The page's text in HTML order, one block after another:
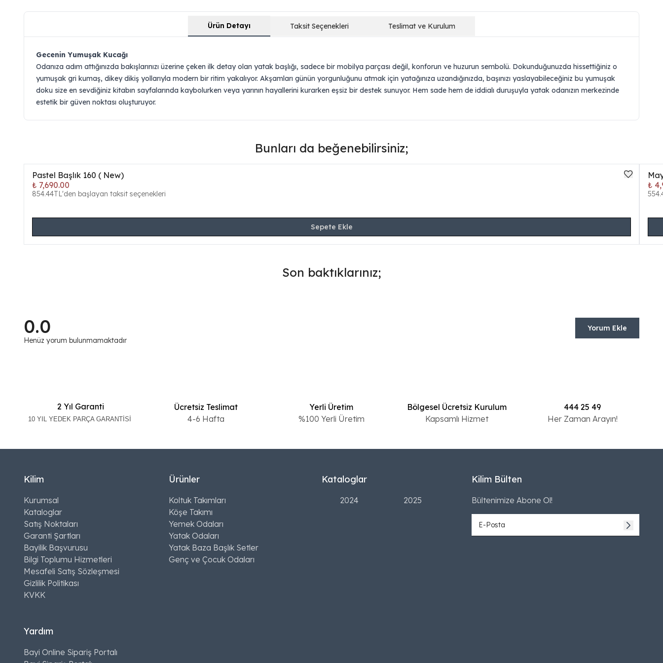
Ürün Detayı Taksit Seçenekleri Teslimat ve Kurulum
Gecenin Yumuşak Kucağı
Odanıza adım attığınızda bakışlarınızı üzerine çeken ilk detay olan yatak başlığı, sadece bir mobilya parçası değil, konforun ve huzurun sembolü. Dokunduğunuzda hissettiğiniz o
yumuşak gri kumaş, dikey dikiş yollarıyla modern bir ritim yakalıyor. Akşamları günün yorgunluğunu atmak için yatağınıza uzandığınızda, başınızı yaslayabileceğiniz bu yumuşak
doku size en sevdiğiniz kitabın sayfalarında kaybolurken veya yarının hayallerini kurarken eşsiz bir destek sunuyor. Hem sade hem de iddialı duruşuyla yatak odanızın merkezinde
estetik bir güven noktası oluşturuyor.
Bunları da beğenebilirsiniz;
Pastel Başlık 160 ( New)
₺ 7,690.00
854.44TL'den başlayan taksit seçenekleri
Sepete Ekle
₺
Son baktıklarınız;
0.0
Henüz yorum bulunmamaktadır
Yorum Ekle
2 Yıl Garanti
10 YIL YEDEK PARÇA GARANTİSİ
Ücretsiz Teslimat
4-6 Hafta
Yerli Üretim
%100 Yerli Üretim
Bölgesel Ücretsiz Kurulum
Kapsamlı Hizmet
444 25 49
Her Zaman Arayın!
Kilim
Kurumsal
Kataloglar
Satış Noktaları
Garanti Şartları
Bayilik Başvurusu
Bilgi Toplumu Hizmetleri
Mesafeli Satış Sözleşmesi
Gizlilik Politikası
KVKK
Ürünler
Koltuk Takımları
Köşe Takımı
Yemek Odaları
Yatak Odaları
Yatak Baza Başlık Setler
Genç ve Çocuk Odaları
Yardım
Bayi Online Sipariş Portalı
Kataloglar
2024 2025
Kilim Bülten
Bültenimize Abone Ol!